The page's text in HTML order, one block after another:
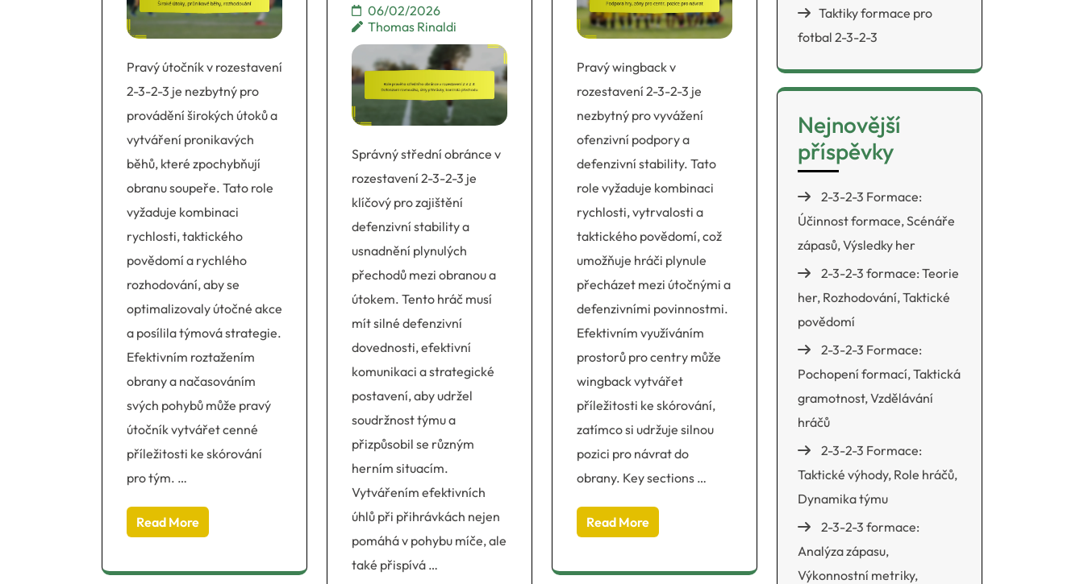
Pravý útočník v rozestavení
2-3-2-3 je nezbytný pro
provádění širokých útoků a
vytváření pronikavých
běhů, které zpochybňují
obranu soupeře. Tato role
vyžaduje kombinaci
rychlosti, taktického
povědomí a rychlého
rozhodování, aby se
optimalizovaly útočné akce
a posílila týmová strategie.
Efektivním roztažením
obrany a načasováním
svých pohybů může pravý
útočník vytvářet cenné
příležitosti ke skórování
pro tým. …
Read More
06/02/2026
Thomas Rinaldi
Správný střední obránce v
rozestavení 2-3-2-3 je
klíčový pro zajištění
defenzivní stability a
usnadnění plynulých
přechodů mezi obranou a
útokem. Tento hráč musí
mít silné defenzivní
dovednosti, efektivní
komunikaci a strategické
postavení, aby udržel
soudržnost týmu a
přizpůsobil se různým
herním situacím.
Vytvářením efektivních
úhlů při přihrávkách nejen
pomáhá v pohybu míče, ale
také přispívá …
Pravý wingback v
rozestavení 2-3-2-3 je
nezbytný pro vyvážení
ofenzivní podpory a
defenzivní stability. Tato
role vyžaduje kombinaci
rychlosti, vytrvalosti a
taktického povědomí, což
umožňuje hráči plynule
přecházet mezi útočnými a
defenzivními povinnostmi.
Efektivním využíváním
prostorů pro centry může
wingback vytvářet
příležitosti ke skórování,
zatímco si udržuje silnou
pozici pro návrat do
obrany. Key sections …
Read More
Taktiky formace pro
fotbal 2-3-2-3
Nejnovější
příspěvky
2-3-2-3 Formace:
Účinnost formace, Scénáře
zápasů, Výsledky her
2-3-2-3 formace: Teorie
her, Rozhodování, Taktické
povědomí
2-3-2-3 Formace:
Pochopení formací, Taktická
gramotnost, Vzdělávání
hráčů
2-3-2-3 Formace:
Taktické výhody, Role hráčů,
Dynamika týmu
2-3-2-3 formace:
Analýza zápasu,
Výkonnostní metriky,